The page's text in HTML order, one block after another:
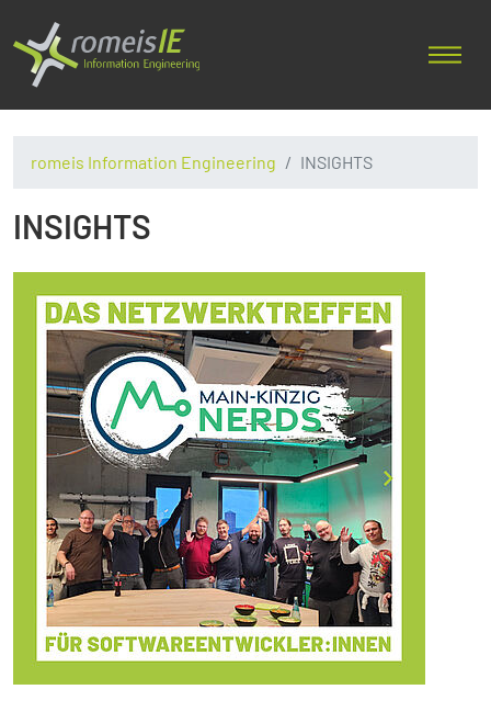
romeis Information Engineering INSIGHTS
INSIGHTS